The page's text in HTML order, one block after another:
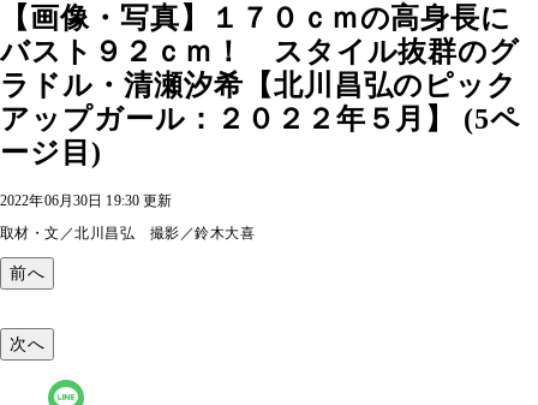
【画像・写真】１７０ｃｍの高身長に
バスト９２ｃｍ！ スタイル抜群のグ
ラドル・清瀬汐希【北川昌弘のピック
アップガール：２０２２年５月】 (5ペ
ージ目)
2022年06月30日 19:30 更新
取材・文／北川昌弘 撮影／鈴木大喜
前へ
次へ